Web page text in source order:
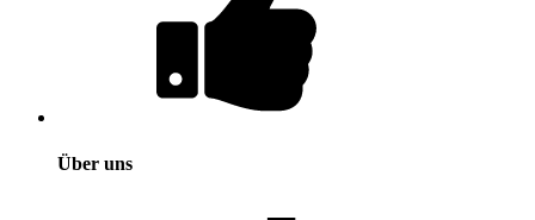
Über uns